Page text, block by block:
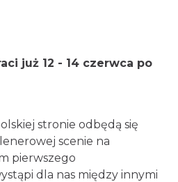
już 12 - 14 czerwca po
stronie odbędą się
scenie na
pierwszego
dla nas między innymi